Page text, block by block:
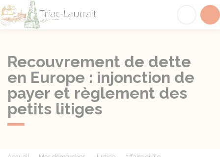
Recouvrement de dette
en Europe : injonction de
payer et règlement des
petits litiges